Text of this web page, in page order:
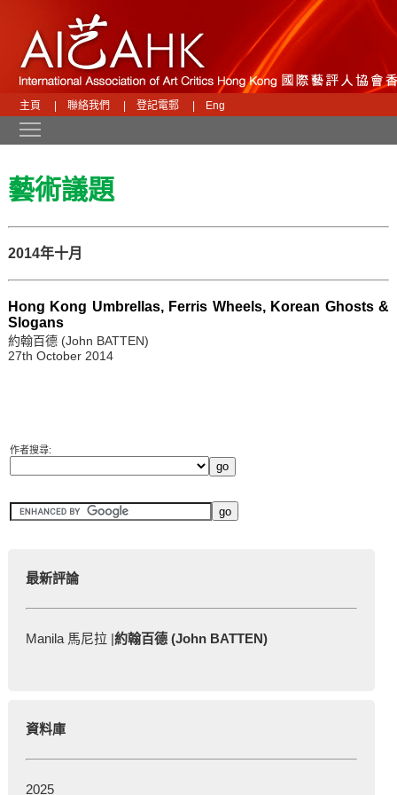
主頁 聯絡我們 登記電郵 Eng
藝術議題
2014年十月
Hong Kong Umbrellas, Ferris Wheels, Korean Ghosts &
Slogans
約翰百德 (John BATTEN)
27th October 2014
作者搜尋:
最新評論
Manila 馬尼拉 |約翰百德 (John BATTEN)
資料庫
2025